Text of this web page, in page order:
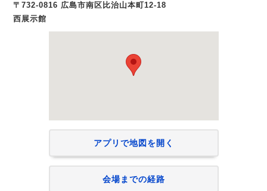
〒732-0816 広島市南区比治山本町12-18
西展示館
アプリで地図を開く
会場までの経路